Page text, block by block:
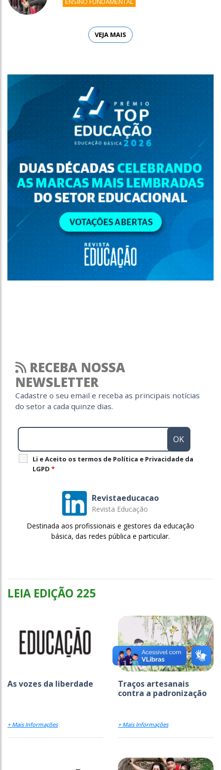
VEJA MAIS
RECEBA NOSSA
NEWSLETTER
Cadastre o seu email e receba as principais notícias
do setor a cada quinze dias.
Li e Aceito os termos de Política e Privacidade da
LGPD *
Revistaeducacao
Revista Educação
Destinada aos profissionais e gestores da educação
básica, das redes pública e particular.
LEIA EDIÇÃO 225
As vozes da liberdade
+ Mais Informações
Traços artesanais
contra a padronização
+ Mais Informações